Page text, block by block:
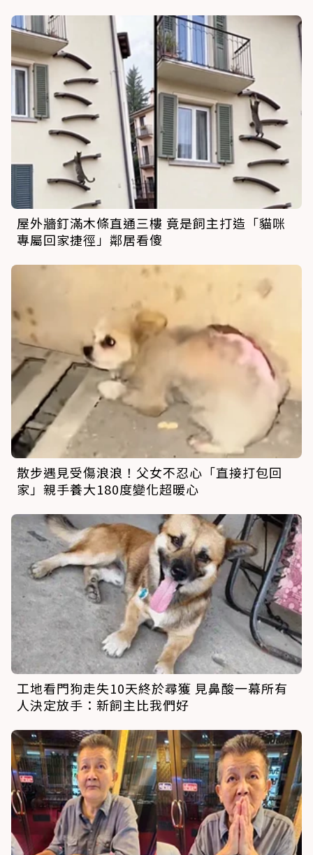
屋外牆釘滿木條直通三樓 竟是飼主打造「貓咪
專屬回家捷徑」鄰居看傻
散步遇見受傷浪浪！父女不忍心「直接打包回
家」親手養大180度變化超暖心
工地看門狗走失10天終於尋獲 見鼻酸一幕所有
人決定放手：新飼主比我們好